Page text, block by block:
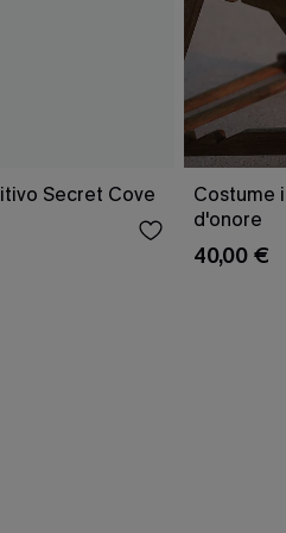
Secret Cove
Costume
d'onore
40,00 €